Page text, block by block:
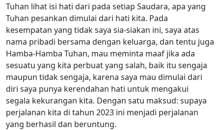
Tuhan lihat isi hati dari pada setiap Saudara, apa yang
Tuhan pesankan dimulai dari hati kita. Pada
kesempatan yang tidak saya sia-siakan ini, saya atas
nama pribadi bersama dengan keluarga, dan tentu juga
Hamba-Hamba Tuhan, mau meminta maaf jika ada
sesuatu yang kita perbuat yang salah, baik itu sengaja
maupun tidak sengaja, karena saya mau dimulai dari
diri saya punya kerendahan hati untuk mengakui
segala kekurangan kita. Dengan satu maksud: supaya
perjalanan kita di tahun 2023 ini menjadi perjalanan
yang berhasil dan beruntung.